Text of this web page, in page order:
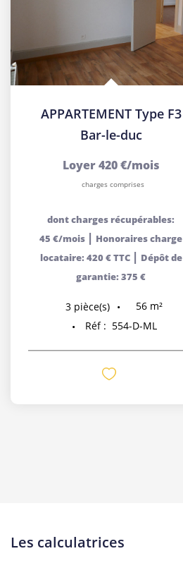
APPARTEMENT Type F3
Bar-le-duc
Loyer 420 €/mois
charges comprises
dont charges récupérables:
45 €/mois | Honoraires charge
locataire: 420 € TTC | Dépôt de
garantie: 375 €
3 pièce(s) 56 m²
Réf : 554-D-ML
Les calculatrices